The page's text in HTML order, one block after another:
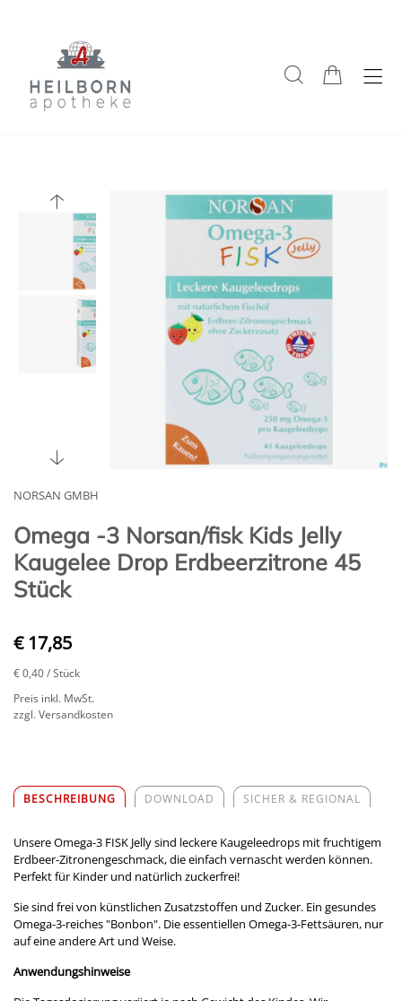
NORSAN GMBH
Omega -3 Norsan/fisk Kids Jelly
Kaugelee Drop Erdbeerzitrone 45
Stück
€ 17,85
€ 0,40/ Stück
Preis inkl. MwSt.
zzgl. Versandkosten
BESCHREIBUNG DOWNLOAD SICHER & REGIONAL
Unsere Omega-3 FISK Jelly sind leckere Kaugeleedrops mit fruchtigem
Erdbeer-Zitronengeschmack, die einfach vernascht werden können.
Perfekt für Kinder und natürlich zuckerfrei!
Sie sind frei von künstlichen Zusatzstoffen und Zucker. Ein gesundes
Omega-3-reiches "Bonbon". Die essentiellen Omega-3-Fettsäuren, nur
auf eine andere Art und Weise.
Anwendungshinweise